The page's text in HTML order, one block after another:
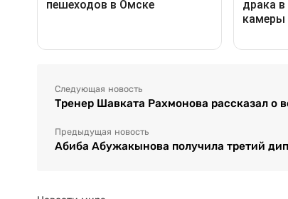
Следующая новость
Тренер Шавката Рахмонова рассказал о
Предыдущая новость
Абиба Абужакынова получила третий